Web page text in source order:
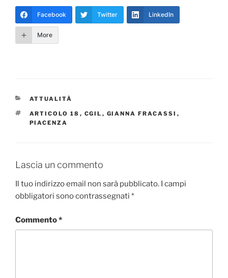
Facebook Twitter LinkedIn
More
CATEGORIE
ATTUALITÀ
TAG
ARTICOLO 18 , CGIL , GIANNA FRACASSI ,
PIACENZA
Lascia un commento
Il tuo indirizzo email non sarà pubblicato. I campi
obbligatori sono contrassegnati *
Commento*